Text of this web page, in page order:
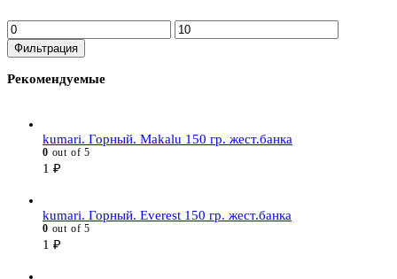
Минимальная
цена
Максимальная
цена
Фильтрация
Рекомендуемые
kumari. Горный. Makalu 150 гр. жест.банка
0 out of 5
1 ₽
kumari. Горный. Everest 150 гр. жест.банка
0 out of 5
1 ₽